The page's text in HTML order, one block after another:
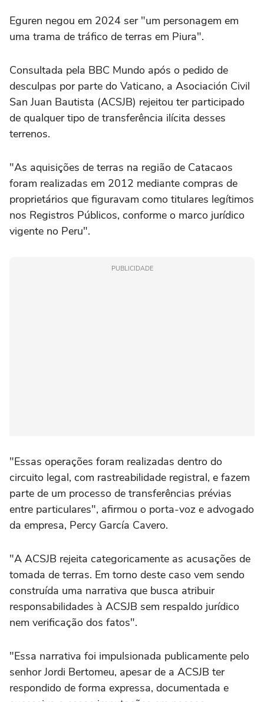
Eguren negou em 2024 ser "um personagem em
uma trama de tráfico de terras em Piura".
Consultada pela BBC Mundo após o pedido de
desculpas por parte do Vaticano, a Asociación Civil
San Juan Bautista (ACSJB) rejeitou ter participado
de qualquer tipo de transferência ilícita desses
terrenos.
"As aquisições de terras na região de Catacaos
foram realizadas em 2012 mediante compras de
proprietários que figuravam como titulares legítimos
nos Registros Públicos, conforme o marco jurídico
vigente no Peru".
PUBLICIDADE
"Essas operações foram realizadas dentro do
circuito legal, com rastreabilidade registral, e fazem
parte de um processo de transferências prévias
entre particulares", afirmou o porta-voz e advogado
da empresa, Percy García Cavero.
"A ACSJB rejeita categoricamente as acusações de
tomada de terras. Em torno deste caso vem sendo
construída uma narrativa que busca atribuir
responsabilidades à ACSJB sem respaldo jurídico
nem verificação dos fatos".
"Essa narrativa foi impulsionada publicamente pelo
senhor Jordi Bertomeu, apesar de a ACSJB ter
respondido de forma expressa, documentada e